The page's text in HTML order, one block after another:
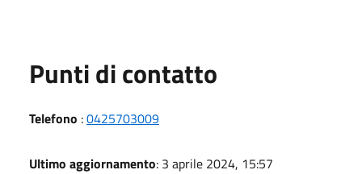
Punti di contatto
Telefono :0425703009
Ultimo aggiornamento: 3 aprile 2024, 15:57